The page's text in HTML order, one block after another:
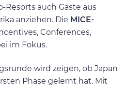
Resorts auch Gäste aus
anziehen. Die MICE-
Conferences,
im Fokus.
wird zeigen, ob Japan
Phase gelernt hat. Mit